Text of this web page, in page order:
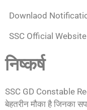
Downlaod
SSC Official Website
निष्कर्ष
SSC GD Constable
बेहतरीन मौका है जिनका